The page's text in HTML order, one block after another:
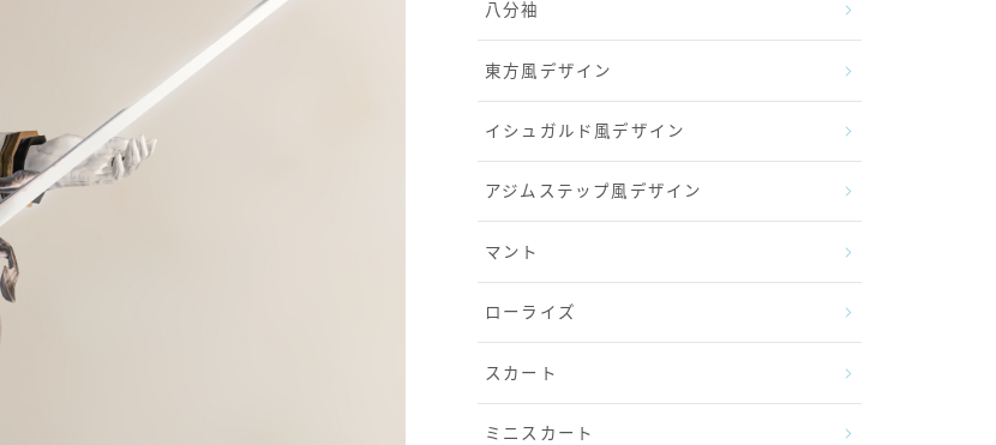
ロングスカート
インナーパンツ付きスカート
ショートパンツ
八分袖
東方風デザイン
イシュガルド風デザイン
アジムステップ風デザイン
マント
ローライズ
スカート
ミニスカート